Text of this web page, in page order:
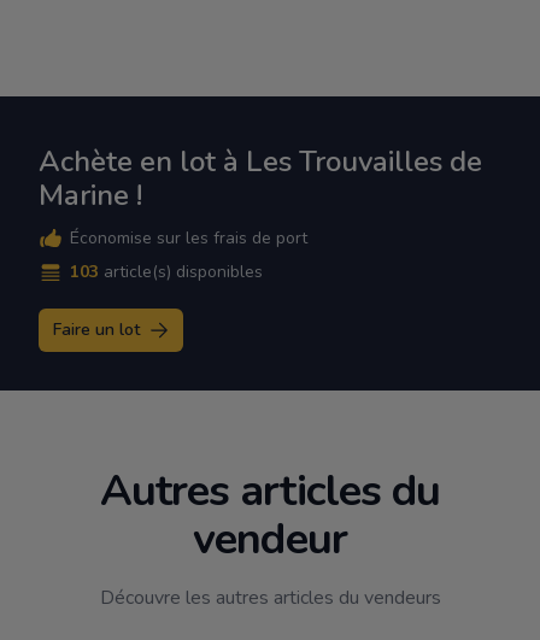
Achète en lot à Les Trouvailles de
Marine !
Économise sur les frais de port
103 article(s) disponibles
Faire un lot
Autres articles du
vendeur
Découvre les autres articles du vendeurs